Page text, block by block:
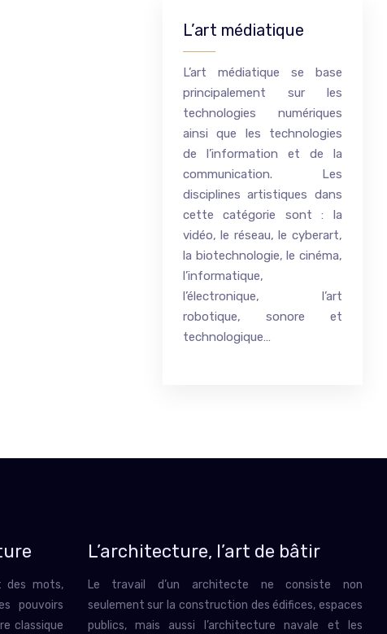
L’art médiatique
L’art médiatique se base
principalement sur les
technologies numériques
ainsi que les technologies
de l’information et de la
communication. Les
disciplines artistiques dans
cette catégorie sont : la
vidéo, le réseau, le cyberart,
la biotechnologie, le cinéma,
l’informatique,
l’électronique, l’art
robotique, sonore et
technologique…
des mots,
pouvoirs
classique
L’architecture, l’art de bâtir
Le travail d’un architecte ne consiste non
seulement sur la construction des édifices, espaces
publics, mais aussi l’architecture navale et les